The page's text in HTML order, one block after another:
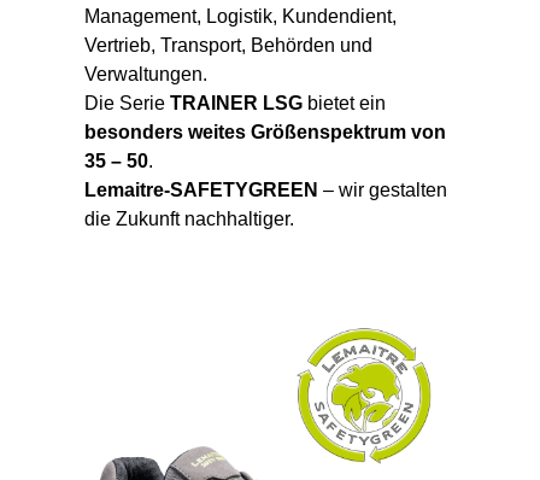
Management, Logistik, Kundendient,
Vertrieb, Transport, Behörden und
Verwaltungen.
Die Serie TRAINER LSG bietet ein
besonders weites Größenspektrum von
35 – 50.
Lemaitre-SAFETYGREEN – wir gestalten
die Zukunft nachhaltiger.